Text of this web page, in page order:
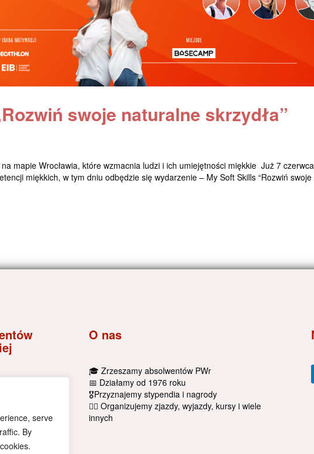
serve
By
swoje naturalne skrzydła”
mapie Wrocławia, które wzmacnia ludzi i ich umiejętności miękkie Już 7
miękkich, w tym dniu odbędzie się wydarzenie – My Soft Skills “Rozwiń swoje
O nas
🎓 Zrzeszamy absolwentów PWr
📅 Działamy od 1976 roku
🎖Przyznajemy stypendia i nagrody
🚴‍♂️ Organizujemy zjazdy, wyjazdy, kursy i wiele
innych